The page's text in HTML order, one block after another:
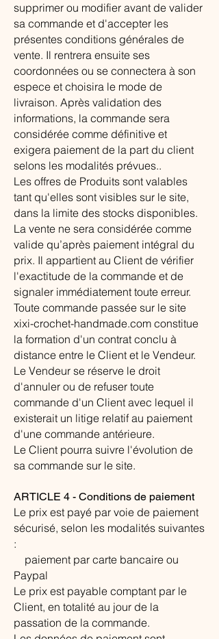
supprimer ou modifier avant de valider
sa commande et d'accepter les
présentes conditions générales de
vente. Il rentrera ensuite ses
coordonnées ou se connectera à son
espece et choisira le mode de
livraison. Après validation des
informations, la commande sera
considérée comme définitive et
exigera paiement de la part du client
selons les modalités prévues..
Les offres de Produits sont valables
tant qu'elles sont visibles sur le site,
dans la limite des stocks disponibles.
La vente ne sera considérée comme
valide qu’après paiement intégral du
prix. Il appartient au Client de vérifier
l'exactitude de la commande et de
signaler immédiatement toute erreur.
Toute commande passée sur le site
xixi-crochet-handmade.com constitue
la formation d'un contrat conclu à
distance entre le Client et le Vendeur.
Le Vendeur se réserve le droit
d'annuler ou de refuser toute
commande d'un Client avec lequel il
existerait un litige relatif au paiement
d'une commande antérieure.
Le Client pourra suivre l'évolution de
sa commande sur le site.
ARTICLE 4 - Conditions de paiement
Le prix est payé par voie de paiement
sécurisé, selon les modalités suivantes
:
paiement par carte bancaire ou
Paypal
Le prix est payable comptant par le
Client, en totalité au jour de la
passation de la commande.